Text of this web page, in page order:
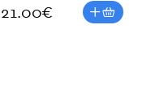
21.00€